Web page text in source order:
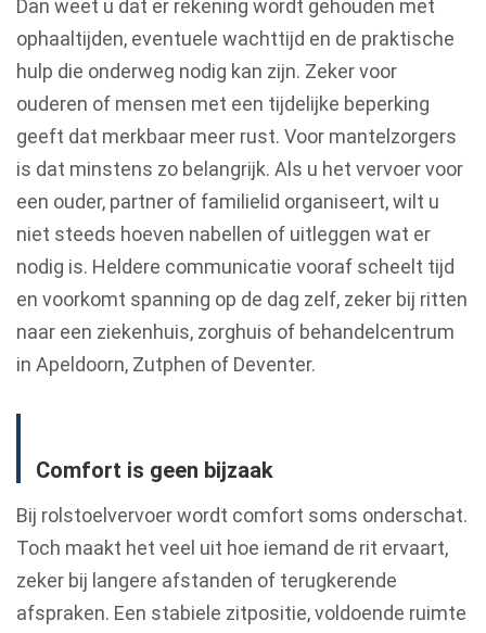
Dan weet u dat er rekening wordt gehouden met
ophaaltijden, eventuele wachttijd en de praktische
hulp die onderweg nodig kan zijn. Zeker voor
ouderen of mensen met een tijdelijke beperking
geeft dat merkbaar meer rust. Voor mantelzorgers
is dat minstens zo belangrijk. Als u het vervoer voor
een ouder, partner of familielid organiseert, wilt u
niet steeds hoeven nabellen of uitleggen wat er
nodig is. Heldere communicatie vooraf scheelt tijd
en voorkomt spanning op de dag zelf, zeker bij ritten
naar een ziekenhuis, zorghuis of behandelcentrum
in Apeldoorn, Zutphen of Deventer.
Comfort is geen bijzaak
Bij rolstoelvervoer wordt comfort soms onderschat.
Toch maakt het veel uit hoe iemand de rit ervaart,
zeker bij langere afstanden of terugkerende
afspraken. Een stabiele zitpositie, voldoende ruimte